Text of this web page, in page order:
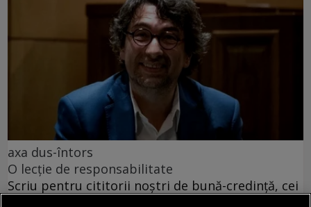
axa dus-întors
O lecție de responsabilitate
Scriu pentru cititorii noștri de bună-credință, cei